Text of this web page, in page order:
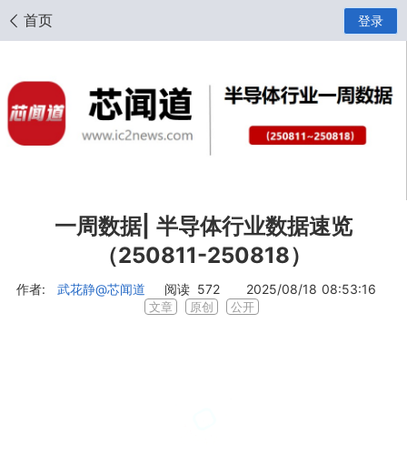
首页
登录
一周数据| 半导体行业数据速览
（250811-250818）
作者: 武花静@芯闻道 阅读 572 2025/08/18 08:53:16
文章 原创 公开